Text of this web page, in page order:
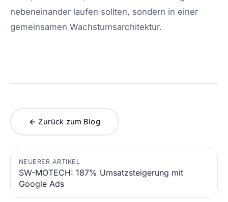
nebeneinander laufen sollten, sondern in einer
gemeinsamen Wachstumsarchitektur.
← Zurück zum Blog
NEUERER ARTIKEL
SW-MOTECH: 187% Umsatzsteigerung mit
Google Ads